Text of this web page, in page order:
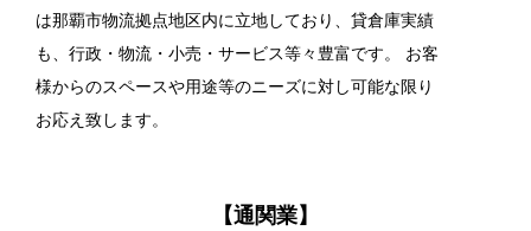
は那覇市物流拠点地区内に立地しており、貸倉庫実績
も、行政・物流・小売・サービス等々豊富です。 お客
様からのスペースや用途等のニーズに対し可能な限り
お応え致します。
【通関業】